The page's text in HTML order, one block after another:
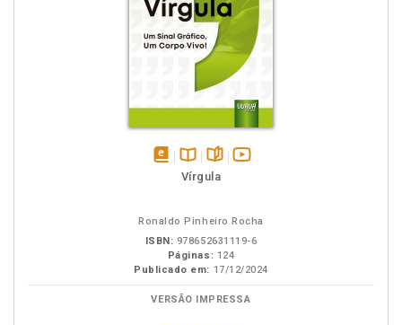
disponível
Disponível
páginas
Vírgula
Ronaldo Pinheiro Rocha
ISBN: 978652631119-6
Páginas: 124
Publicado em: 17/12/2024
VERSÃO IMPRESSA